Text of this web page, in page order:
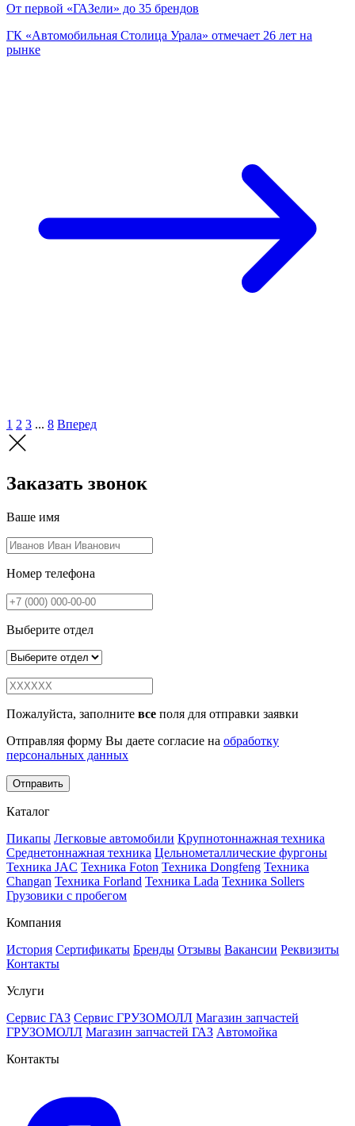
От первой «ГАЗели» до 35 брендов
ГК «Автомобильная Столица Урала» отмечает 26 лет на
рынке
1 2 3 ... 8 Вперед
Заказать звонок
Ваше имя
Номер телефона
Выберите отдел
Пожалуйста, заполните все поля для отправки заявки
Отправляя форму Вы даете согласие на обработку
персональных данных
Отправить
Каталог
Пикапы Легковые автомобили Крупнотоннажная техника
Среднетоннажная техника Цельнометаллические фургоны
Техника JAC Техника Foton Техника Dongfeng Техника
Changan Техника Forland Техника Lada Техника Sollers
Грузовики с пробегом
Компания
История Сертификаты Бренды Отзывы Вакансии Реквизиты
Контакты
Услуги
Сервис ГАЗ Сервис ГРУЗОМОЛЛ Магазин запчастей
ГРУЗОМОЛЛ Магазин запчастей ГАЗ Автомойка
Контакты